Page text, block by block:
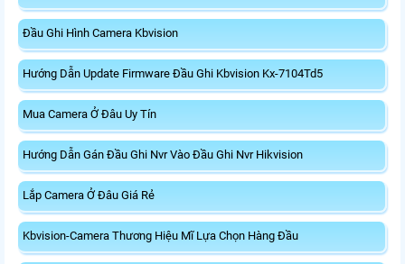
Đầu Ghi Hình Camera Kbvision
Hướng Dẫn Update Firmware Đầu Ghi Kbvision Kx-7104Td5
Mua Camera Ở Đâu Uy Tín
Hướng Dẫn Gán Đầu Ghi Nvr Vào Đầu Ghi Nvr Hikvision
Lắp Camera Ở Đâu Giá Rẻ
Kbvision-Camera Thương Hiệu Mĩ Lựa Chọn Hàng Đầu